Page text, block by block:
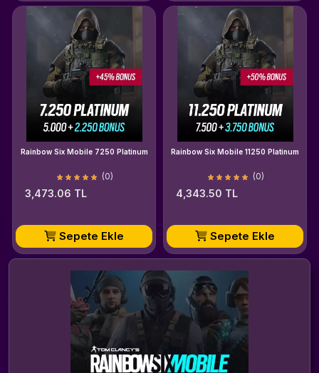
Rainbow Six Mobile 7250 Platinum
(0)
3,473.06 TL
Sepete Ekle
Rainbow Six Mobile 11250 Platinum
(0)
4,343.50 TL
Sepete Ekle